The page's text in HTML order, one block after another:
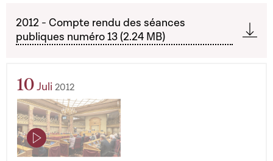
2012 - Compte rendu des séances
publiques numéro 13 (2.24 MB)
10Juli 2012